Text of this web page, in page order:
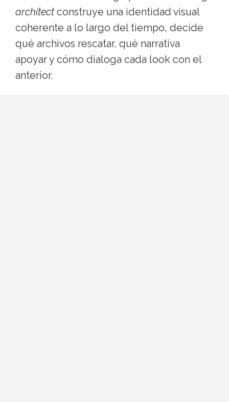
architectconstruye una identidad visual
coherente a lo largo del tiempo, decide
qué archivos rescatar, qué narrativa
apoyar y cómo dialoga cada look con el
anterior.